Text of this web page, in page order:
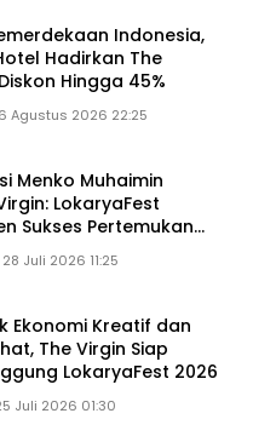
Indonesia,
Hadirkan The
Hingga 45%
Agustus 2026 22:25
Menko Muhaimin
Sukses Pertemukan
Juli 2026 11:25
Ekonomi Kreatif dan
The Virgin Siap
LokaryaFest 2026
Juli 2026 01:30